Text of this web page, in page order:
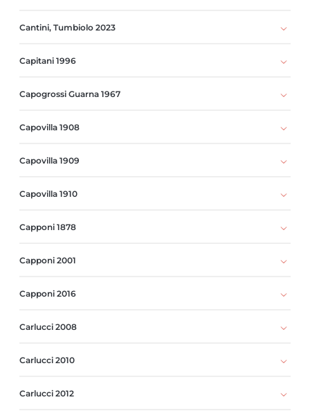
Cantini, Tumbiolo 2023
Capitani 1996
Capogrossi Guarna 1967
Capovilla 1908
Capovilla 1909
Capovilla 1910
Capponi 1878
Capponi 2001
Capponi 2016
Carlucci 2008
Carlucci 2010
Carlucci 2012